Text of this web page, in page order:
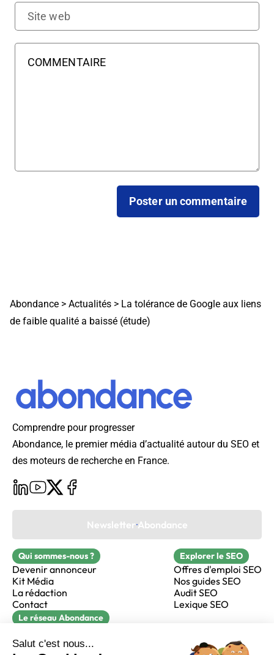
Abondance > Actualités > La tolérance de Google aux liens
de faible qualité a baissé (étude)
Comprendre pour progresser
Abondance, le premier média d’actualité autour du SEO et
des moteurs de recherche en France.
Newsletter Abondance
Qui sommes-nous ?
Devenir annonceur
Kit Média
La rédaction
Contact
Explorer le SEO
Offres d'emploi SEO
Nos guides SEO
Audit SEO
Lexique SEO
Le réseau Abondance
Réacteur